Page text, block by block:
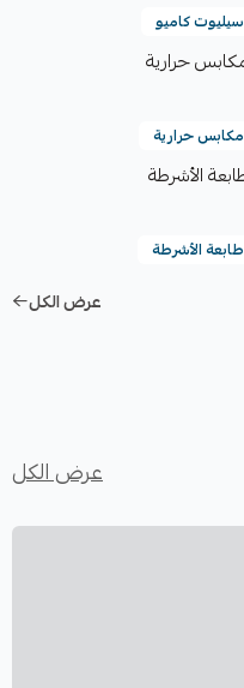
سيليوت كاميو
مكابس حرارية
طابعة الأشرطة
عرض الكل
عرض الكل